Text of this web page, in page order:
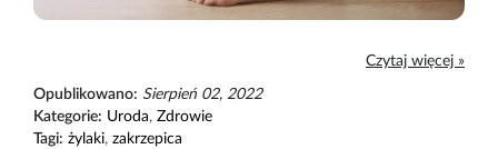
Czytaj więcej »
Opublikowano: Sierpień 02, 2022
Kategorie: Uroda, Zdrowie
Tagi: żylaki, zakrzepica